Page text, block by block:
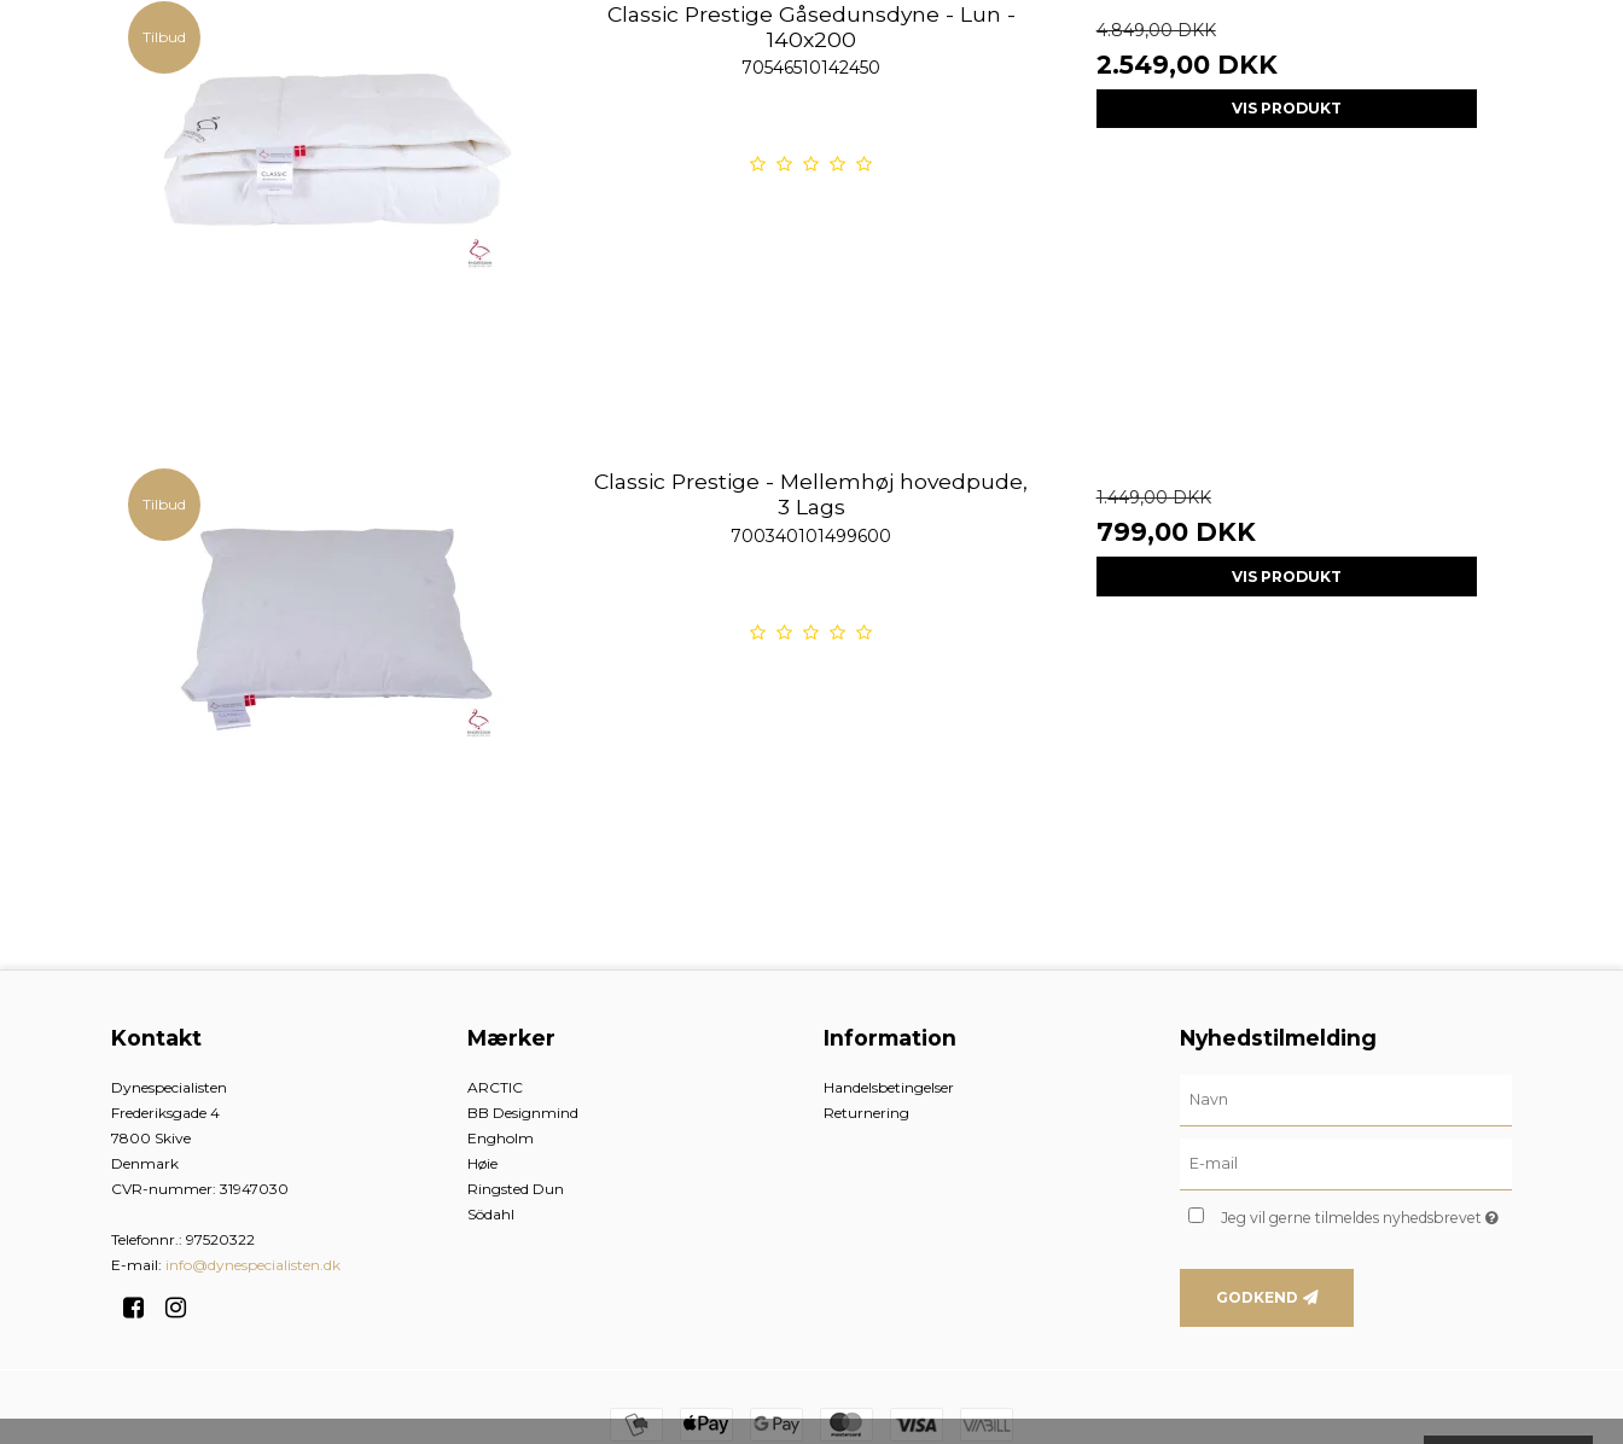
Tilbud
Classic Prestige Gåsedunsdyne - Lun -
140x200
70546510142450
4.849,00 DKK
2.549,00 DKK
VIS PRODUKT
Tilbud
Classic Prestige - Mellemhøj hovedpude,
3 Lags
700340101499600
1.449,00 DKK
799,00 DKK
VIS PRODUKT
Kontakt
Dynespecialisten
Frederiksgade 4
7800 Skive
Denmark
CVR-nummer: 31947030
Telefonnr. : 97520322
E-mail: info@dynespecialisten.dk
Mærker
ARCTIC
BB Designmind
Engholm
Høie
Ringsted Dun
Södahl
Information
Handelsbetingelser
Returnering
Nyhedstilmelding
Jeg vil gerne tilmeldes nyhedsbrevet
GODKEND